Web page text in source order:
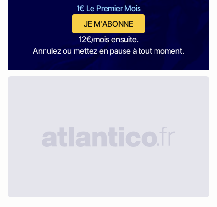
1€ Le Premier Mois
JE M'ABONNE
12€/mois ensuite.
Annulez ou mettez en pause à tout moment.